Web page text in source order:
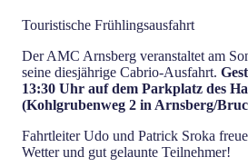
Touristische Frühlingsausfahrt
Der AMC Arnsberg veranstaltet am
seine diesjährige Cabrio-Ausfahrt.
13:30 Uhr auf dem Parkplatz des
(Kohlgrubenweg 2 in Arnsberg/
Fahrtleiter Udo und Patrick Sroka
Wetter und gut gelaunte Teilnehmer!